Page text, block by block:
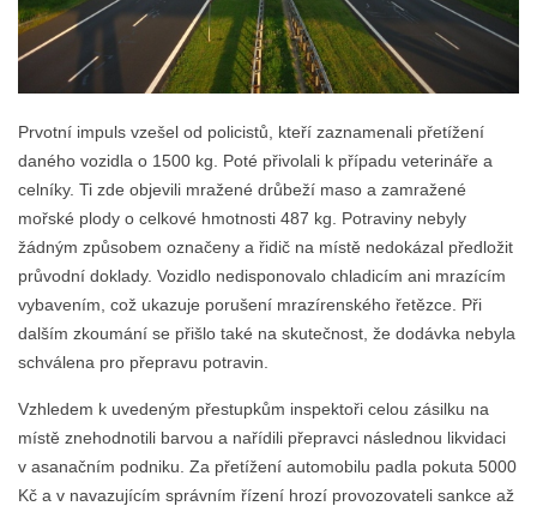
Prvotní impuls vzešel od policistů, kteří zaznamenali přetížení
daného vozidla o 1500 kg. Poté přivolali k případu veterináře a
celníky. Ti zde objevili mražené drůbeží maso a zamražené
mořské plody o celkové hmotnosti 487 kg. Potraviny nebyly
žádným způsobem označeny a řidič na místě nedokázal předložit
průvodní doklady. Vozidlo nedisponovalo chladicím ani mrazícím
vybavením, což ukazuje porušení mrazírenského řetězce. Při
dalším zkoumání se přišlo také na skutečnost, že dodávka nebyla
schválena pro přepravu potravin.
Vzhledem k uvedeným přestupkům inspektoři celou zásilku na
místě znehodnotili barvou a nařídili přepravci následnou likvidaci
v asanačním podniku. Za přetížení automobilu padla pokuta 5000
Kč a v navazujícím správním řízení hrozí provozovateli sankce až